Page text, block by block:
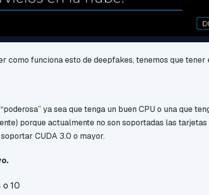
como funciona esto de deepfakes, tenemos que tener
ya sea que tenga un buen CPU o una que
porque actualmente no son soportadas las
CUDA 3.0 o mayor.
10